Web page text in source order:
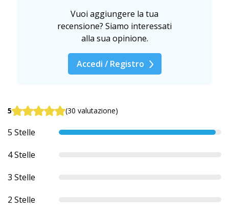
Vuoi aggiungere la tua
recensione? Siamo interessati
alla sua opinione.
Accedi / Registro
5 (30 valutazione)
5 Stelle
4 Stelle
3 Stelle
2 Stelle